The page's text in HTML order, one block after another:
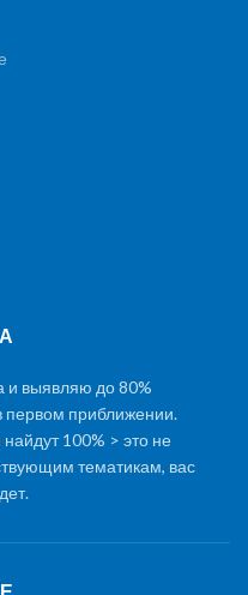
и выявляю до 80%
первом приближении.
100% > это не
тематикам, вас